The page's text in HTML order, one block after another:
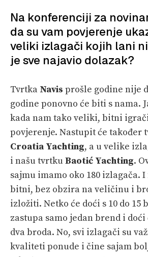
Na konferenciji za
da su vam povjerenje
veliki izlagači kojih lani
je sve najavio dolazak?
Tvrtka Navis prošle godine nije
godine ponovno će biti s nama.
kada nam tako veliki, bitni
povjerenje. Nastupit će također
Croatia Yachting, a u velike
i našu tvrtku Baotić Yachting.
sajmu imamo oko 180 izlagača.
bitni, bez obzira na veličinu i
izložiti. Netko će doći s 10 do 15
zastupa samo jedan brend i
dva broda. No, svi izlagači su
kvaliteti ponude i čine sajam